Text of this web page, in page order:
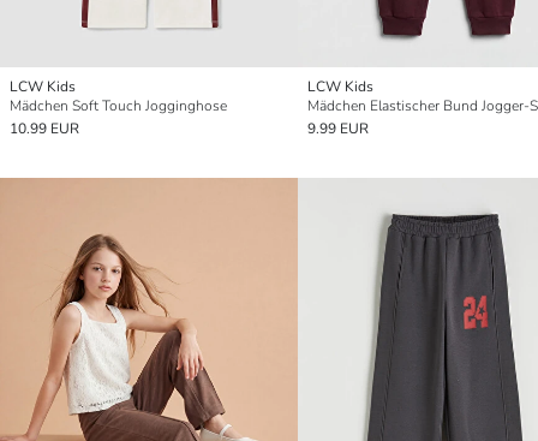
LCW Kids
Mädchen Soft Touch Jogginghose
10.99 EUR
LCW Kids
9.99 EUR